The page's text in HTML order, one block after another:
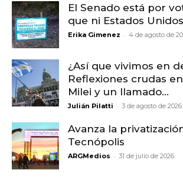
El Senado está por
que ni Estados
Erika Gimenez - 4 de agosto de
¿Así que vivimos en
Reflexiones crudas
Milei y un llamado...
Julián Pilatti - 3 de agosto de 2026
Avanza la
Tecnópolis
ARGMedios - 31 de julio de 2026